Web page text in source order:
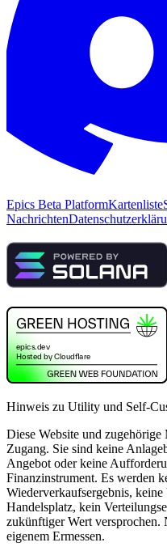
Epics Beta PlatformKartenliste
Nachrichten
Hinweis zu Utility und Self-
Diese Website und
Zugang. Sie sind keine
Angebot oder keine
Finanzinstrument. Es werden
Wiederverkaufsergebnis,
Handelsplatz, kein
zukünftiger Wert versprochen.
eigenem Ermessen.